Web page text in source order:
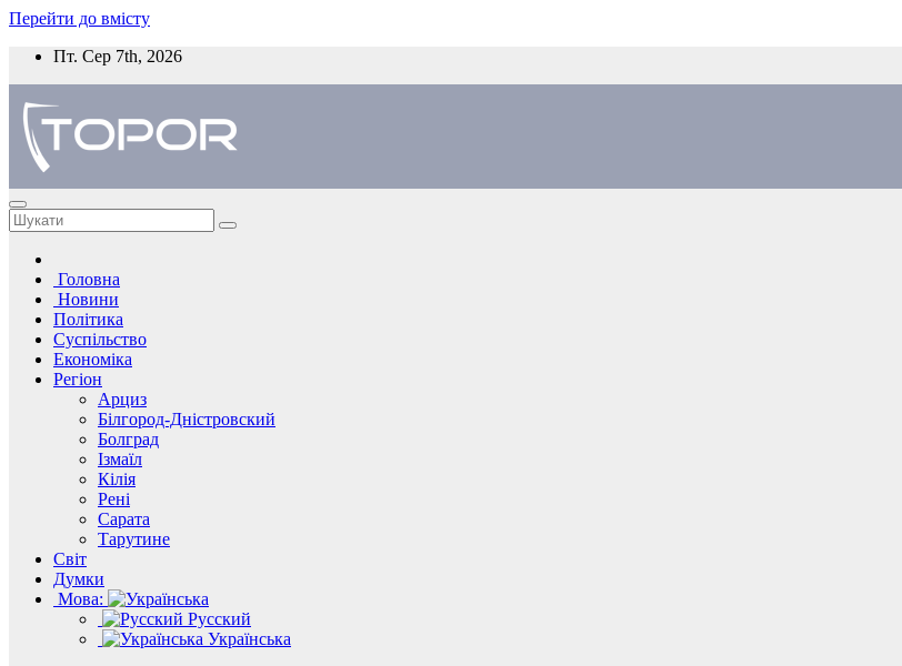
Перейти до вмісту
Пт. Сер 7th, 2026
Головна
Новини
Політика
Суспільство
Економіка
Регіон
Арциз
Білгород-Дністровский
Болград
Ізмаїл
Кілія
Рені
Сарата
Тарутине
Світ
Думки
Мова:
Русский
Українська